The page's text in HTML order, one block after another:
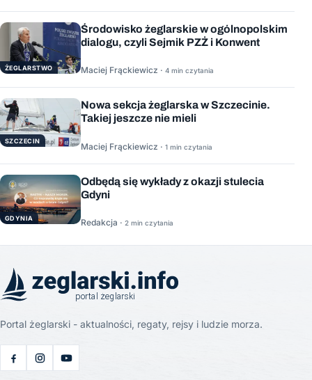
ŻEGLARSTWO
Środowisko żeglarskie w ogólnopolskim
dialogu, czyli Sejmik PZŻ i Konwent
Maciej Frąckiewicz · 4 min czytania
SZCZECIN
Nowa sekcja żeglarska w Szczecinie.
Takiej jeszcze nie mieli
Maciej Frąckiewicz · 1 min czytania
GDYNIA
Odbędą się wykłady z okazji stulecia
Gdyni
Redakcja · 2 min czytania
Portal żeglarski - aktualności, regaty, rejsy i ludzie morza.